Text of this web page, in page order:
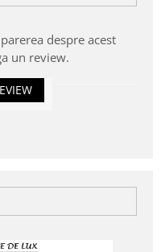
despre acest
un review.